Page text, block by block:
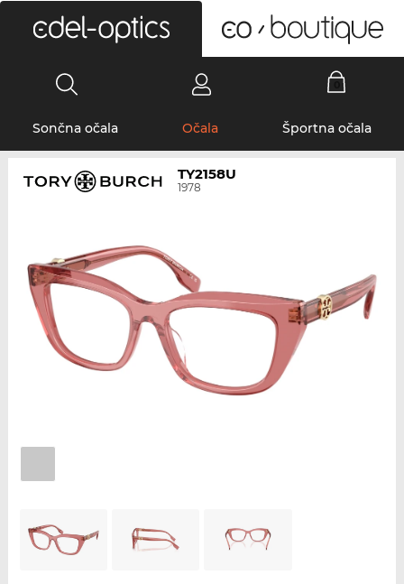
Sončna očala Očala Športna očala
TY2158U
1978